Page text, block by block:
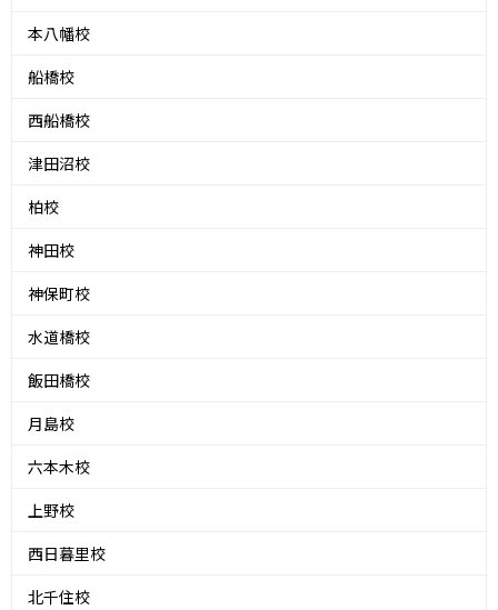
本八幡校
船橋校
西船橋校
津田沼校
柏校
神田校
神保町校
水道橋校
飯田橋校
月島校
六本木校
上野校
西日暮里校
北千住校